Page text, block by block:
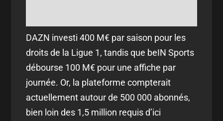
DAZN investi 400 M€ par saison pour les
droits de la Ligue 1, tandis que beIN Sports
débourse 100 M€ pour une affiche par
journée. Or, la plateforme compterait
actuellement autour de 500 000 abonnés,
bien loin des 1,5 million requis d’ici